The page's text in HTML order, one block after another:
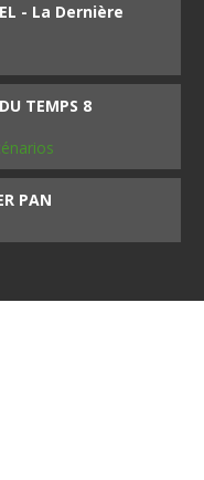
- La Dernière
TEMPS 8
PAN